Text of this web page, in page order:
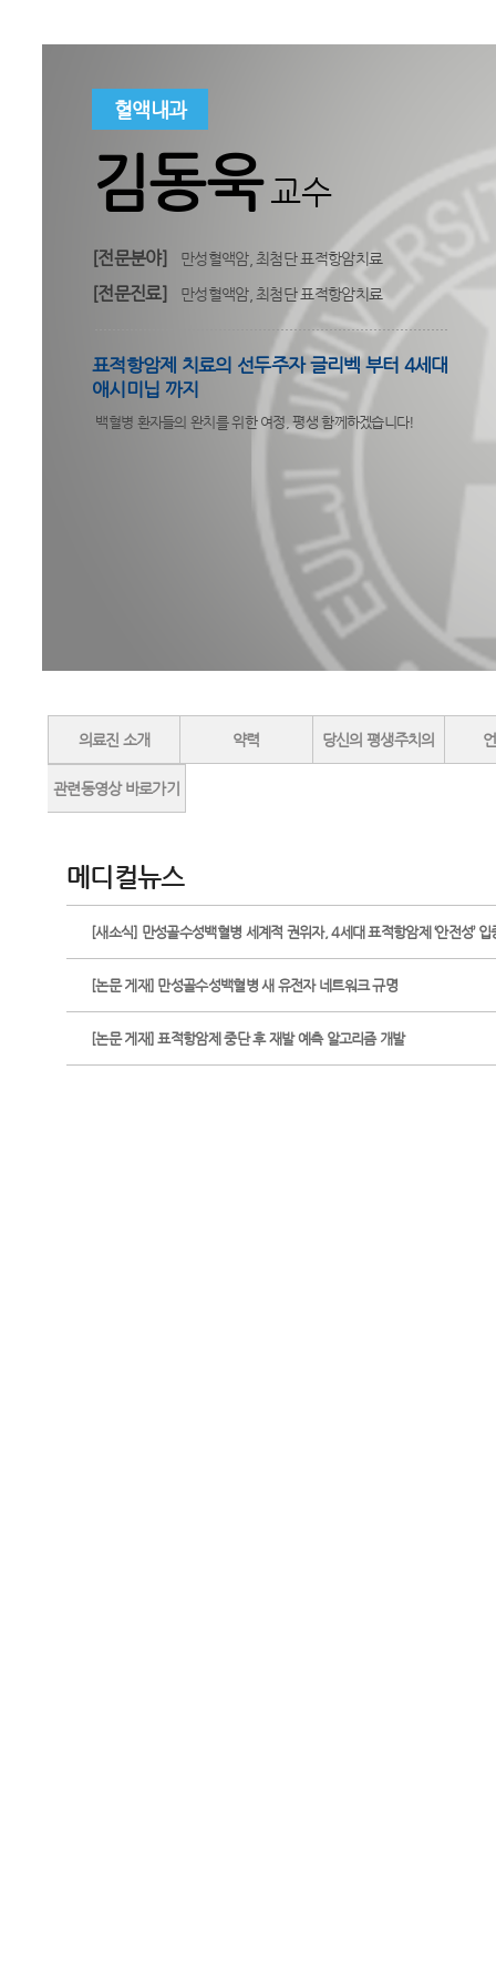
혈액내과
김동욱교수
[전문분야] 만성혈액암, 최첨단 표적항암치료
[전문진료] 만성혈액암, 최첨단 표적항암치료
표적항암제 치료의 선두주자 글리벡 부터 4세대
애시미닙 까지
백혈병 환자들의 완치를 위한 여정 ,평생 함께하겠습니다!
의료진 소개 약력 당신의 평생주치의
관련동영상 바로가기
메디컬뉴스
[새소식] 만성골수성백혈병 세계적 권위자, 4세대 표적항암제 ‘안전성’ 입
[논문 게재] 만성골수성백혈병 새 유전자 네트워크 규명
[논문 게재] 표적항암제 중단 후 재발 예측 알고리즘 개발